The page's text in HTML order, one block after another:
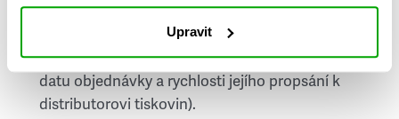
Upravit
doručování týdeníku Respekt v tištěné verzi, na
první vydání ve vaší schránce se můžete těšit
příští, nejpozději přespříští týden (v závislosti na
datu objednávky a rychlosti jejího propsání k
distributorovi tiskovin).